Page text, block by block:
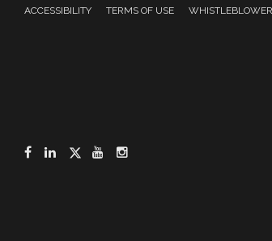
ACCESSIBILITY TERMS OF USE WHISTLEBLOWER
Facebook
LinkedIn
Twitter
YouTube